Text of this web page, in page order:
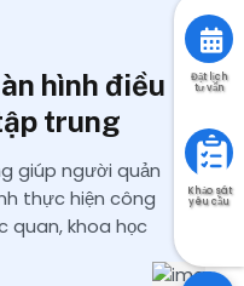
hình điều
trung
giúp người quản
thực hiện công
quan, khoa học
Đặt lịch
tư vấn
Khảo sát
yêu cầu